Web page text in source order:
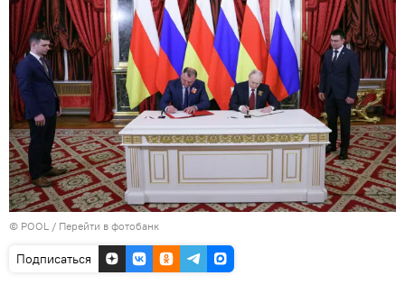
© POOL / Перейти в фотобанк
Подписаться